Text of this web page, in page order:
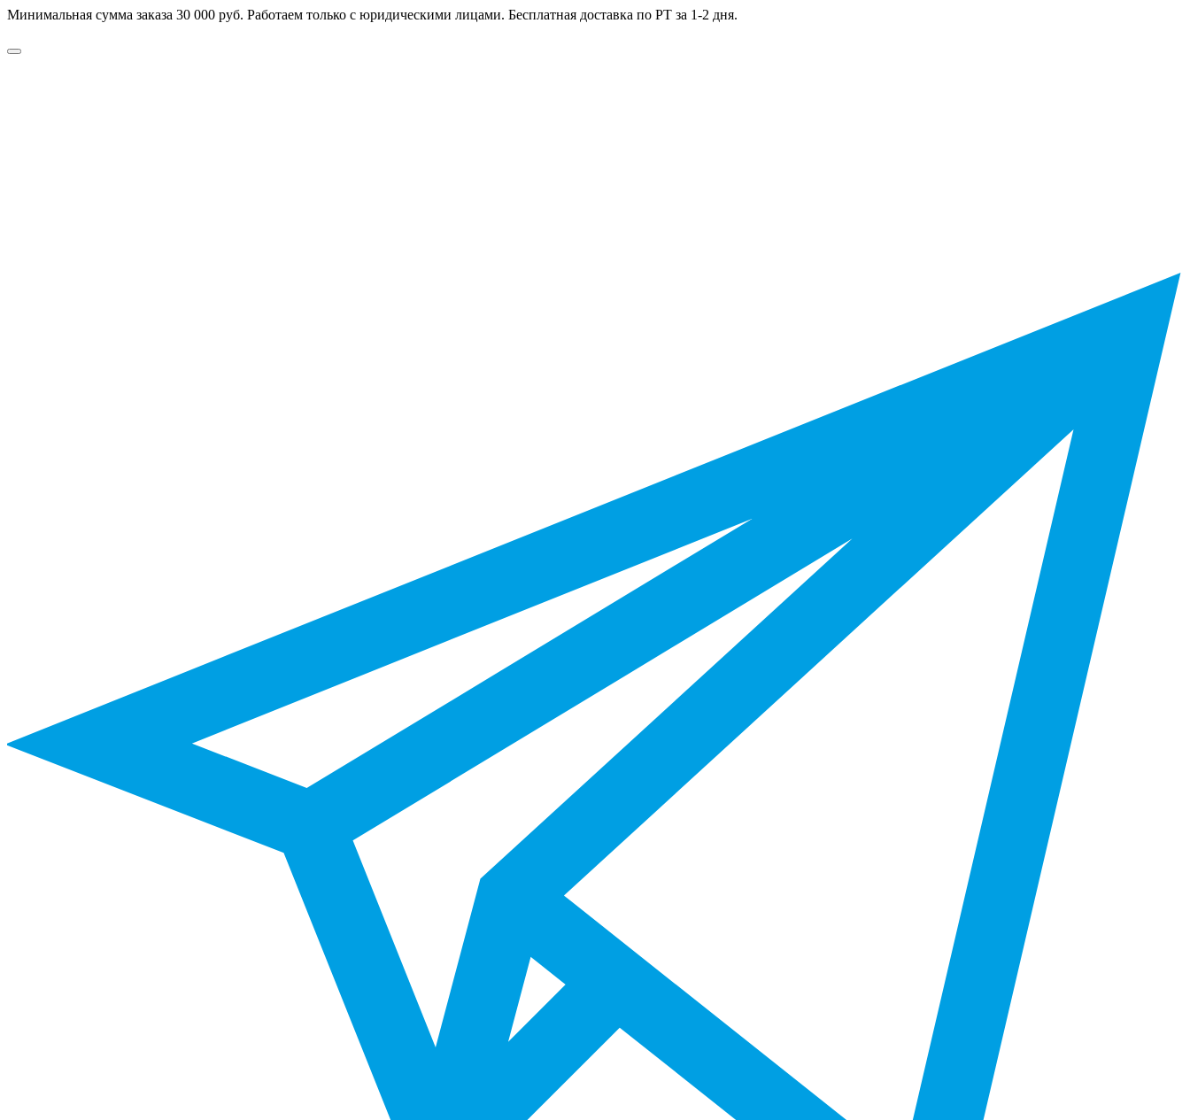
Минимальная сумма заказа 30 000 руб. Работаем только с юридическими лицами. Бесплатная доставка по РТ за 1-2 дня.